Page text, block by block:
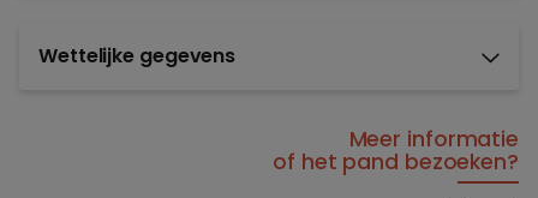
Wettelijke gegevens
Meer informatie
of het pand bezoeken?